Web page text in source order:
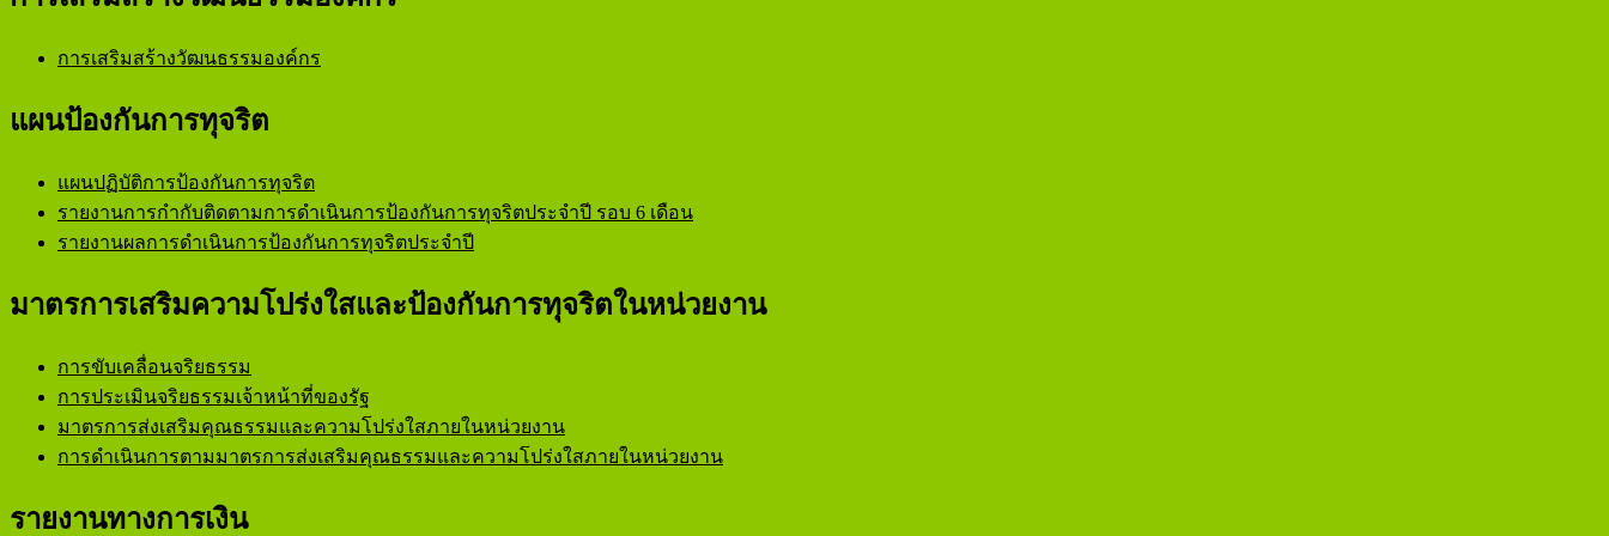
การเสริมสร้างวัฒนธรรมองค์กร
แผนป้องกันการทุจริต
แผนปฏิบัติการป้องกันการทุจริต
รายงานการกำกับติดตามการดำเนินการป้องกันการทุจริตประจำปี รอบ 6 เดือน
รายงานผลการดำเนินการป้องกันการทุจริตประจำปี
มาตรการเสริมความโปร่งใสและป้องกันการทุจริตในหน่วยงาน
การขับเคลื่อนจริยธรรม
การประเมินจริยธรรมเจ้าหน้าที่ของรัฐ
มาตรการส่งเสริมคุณธรรมและความโปร่งใสภายในหน่วยงาน
การดำเนินการตามมาตรการส่งเสริมคุณธรรมและความโปร่งใสภายในหน่วยงาน
รายงานทางการเงิน